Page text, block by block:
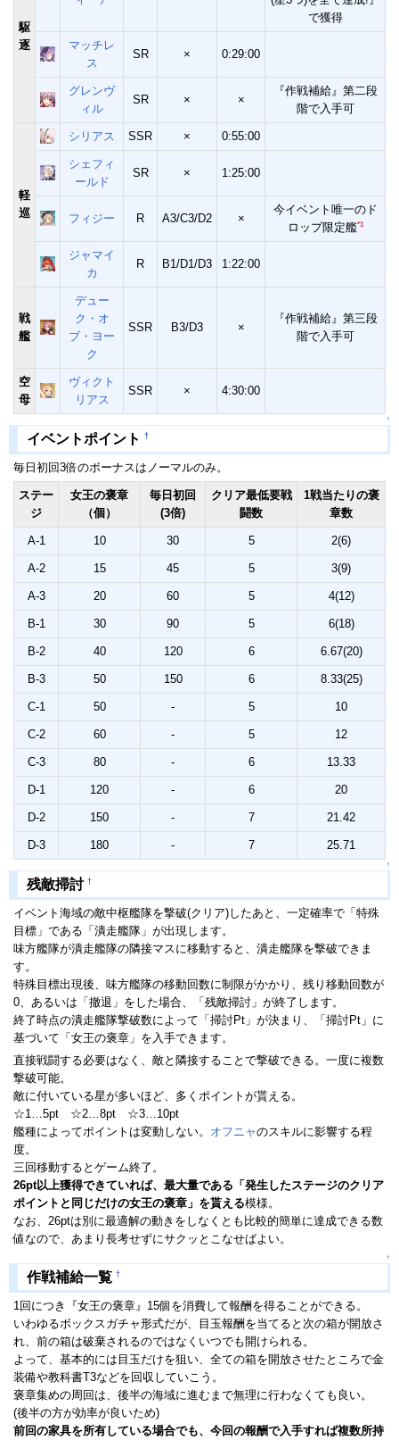
駆
逐
で獲得
マッチレ
ス
SR × 0:29:00
グレンヴ
ィル
SR × ×
『作戦補給』第二段
階で入手可
軽
巡
シリアス SSR × 0:55:00
シェフィ
ールド
SR × 1:25:00
フィジー R A3/C3/D2 ×
今イベント唯一のド
ロップ限定艦*1
ジャマイ
カ
R B1/D1/D3 1:22:00
戦
艦
デュー
ク・オ
ブ・ヨー
ク
SSR B3/D3 ×
『作戦補給』第三段
階で入手可
空
母
ヴィクト
リアス
SSR × 4:30:00
↑
イベントポイント †
毎日初回3倍のボーナスはノーマルのみ。
ステー
ジ
女王の褒章
（個）
毎日初回
(3倍)
クリア最低要戦
闘数
1戦当たりの褒
章数
A-1 10 30 5 2(6)
A-2 15 45 5 3(9)
A-3 20 60 5 4(12)
B-1 30 90 5 6(18)
B-2 40 120 6 6.67(20)
B-3 50 150 6 8.33(25)
C-1 50 - 5 10
C-2 60 - 5 12
C-3 80 - 6 13.33
D-1 120 - 6 20
D-2 150 - 7 21.42
D-3 180 - 7 25.71
↑
残敵掃討 †
イベント海域の敵中枢艦隊を撃破(クリア)したあと、一定確率で「特殊
目標」である「潰走艦隊」が出現します。
味方艦隊が潰走艦隊の隣接マスに移動すると、潰走艦隊を撃破できま
す。
特殊目標出現後、味方艦隊の移動回数に制限がかかり、残り移動回数が
0、あるいは「撤退」をした場合、「残敵掃討」が終了します。
終了時点の潰走艦隊撃破数によって「掃討Pt」が決まり、「掃討Pt」に
基づいて「女王の褒章」を入手できます。
直接戦闘する必要はなく、敵と隣接することで撃破できる。一度に複数
撃破可能。
敵に付いている星が多いほど、多くポイントが貰える。
☆1…5pt ☆2…8pt ☆3…10pt
艦種によってポイントは変動しない。 オフニャのスキルに影響する程
度。
三回移動するとゲーム終了。
26pt以上獲得できていれば、最大量である「発生したステージのクリア
ポイントと同じだけの女王の褒章」を貰える模様。
なお、26ptは別に最適解の動きをしなくとも比較的簡単に達成できる数
値なので、あまり長考せずにサクッとこなせばよい。
↑
作戦補給一覧 †
1回につき『女王の褒章』15個を消費して報酬を得ることができる。
いわゆるボックスガチャ形式だが、目玉報酬を当てると次の箱が開放さ
れ、前の箱は破棄されるのではなくいつでも開けられる。
よって、基本的には目玉だけを狙い、全ての箱を開放させたところで金
装備や教科書T3などを回収していこう。
褒章集めの周回は、後半の海域に進むまで無理に行わなくても良い。
(後半の方が効率が良いため)
前回の家具を所有している場合でも、今回の報酬で入手すれば複数所持